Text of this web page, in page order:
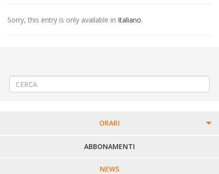
Sorry, this entry is only available in Italiano.
ORARI
PERCORSI URBANI IN BIELLA
LINEE URBANE VERCELLI
ABBONAMENTI
NEWS